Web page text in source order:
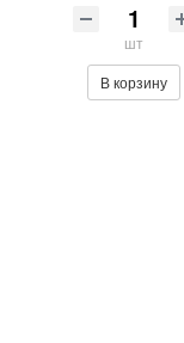
шт
В корзину